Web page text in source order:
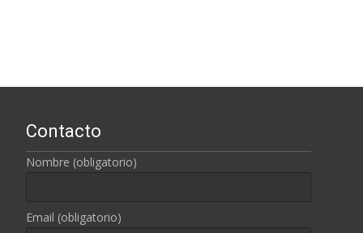
Contacto
Nombre (obligatorio)
Email (obligatorio)